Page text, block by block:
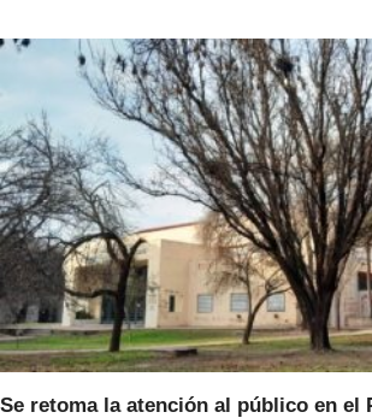
Se retoma la atención al público en el